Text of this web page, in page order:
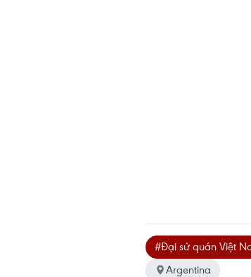
#Đại sứ quán Việt
Argentina